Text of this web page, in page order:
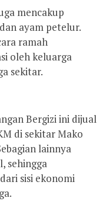
mencakup
ayam petelur.
ramah
oleh keluarga
sekitar.
Bergizi ini dijual
di sekitar Mako
lainnya
sehingga
sisi ekonomi